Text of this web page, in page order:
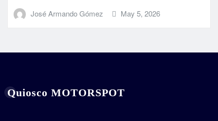
José Armando Gómez May 5, 2026
Quiosco MOTORSPOT